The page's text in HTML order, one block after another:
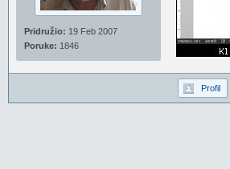
Pridružio: 19 Feb 2007
Poruke: 1846
Profil